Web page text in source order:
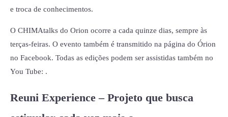
e troca de conhecimentos.
O CHIMAtalks do Orion ocorre a cada quinze dias, sempre às
terças-feiras. O evento também é transmitido na página do Órion
no Facebook. Todas as edições podem ser assistidas também no
You Tube: .
Reuni Experience – Projeto que busca